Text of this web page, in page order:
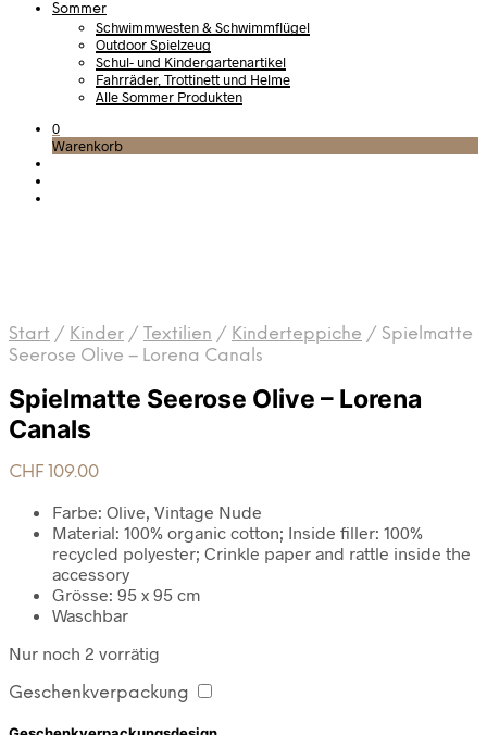
Sommer
Schwimmwesten & Schwimmflügel
Outdoor Spielzeug
Schul- und Kindergartenartikel
Fahrräder, Trottinett und Helme
Alle Sommer Produkten
0
Warenkorb
Start / Kinder / Textilien / Kinderteppiche / Spielmatte
Seerose Olive – Lorena Canals
Spielmatte Seerose Olive – Lorena
Canals
CHF 109.00
Farbe: Olive, Vintage Nude
Material: 100% organic cotton; Inside filler: 100%
recycled polyester; Crinkle paper and rattle inside the
accessory
Grösse: 95 x 95 cm
Waschbar
Nur noch 2 vorrätig
Geschenkverpackung